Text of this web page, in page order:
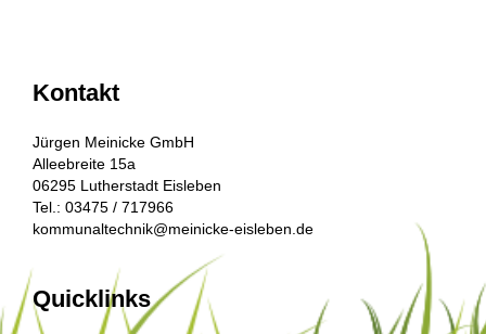
Kontakt
Jürgen Meinicke GmbH
Alleebreite 15a
06295 Lutherstadt Eisleben
Tel.: 03475 / 717966
kommunaltechnik@meinicke-eisleben.de
Quicklinks